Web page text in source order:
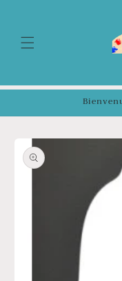
contenu
Passer aux
informations
produits